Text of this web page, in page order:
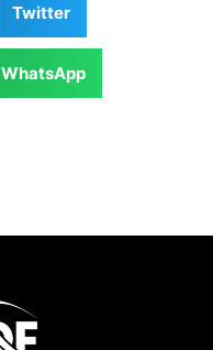
Twitter
WhatsApp